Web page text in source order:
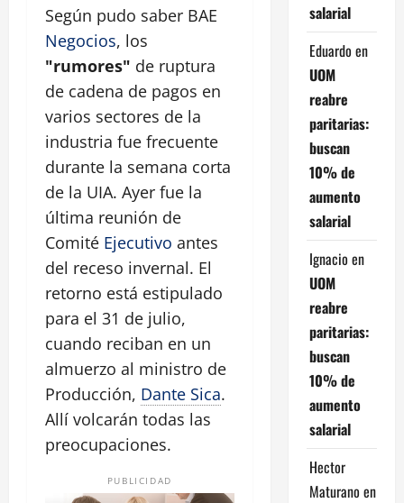
Según pudo saber BAE
Negocios, los
"rumores" de ruptura
de cadena de pagos en
varios sectores de la
industria fue frecuente
durante la semana corta
de la UIA. Ayer fue la
última reunión de
Comité Ejecutivo antes
del receso invernal. El
retorno está estipulado
para el 31 de julio,
cuando reciban en un
almuerzo al ministro de
Producción, Dante Sica.
Allí volcarán todas las
preocupaciones.
PUBLICIDAD
salarial
Eduardo en
UOM
reabre
paritarias:
buscan
10% de
aumento
salarial
Ignacio en
UOM
reabre
paritarias:
buscan
10% de
aumento
salarial
Hector
Maturano en